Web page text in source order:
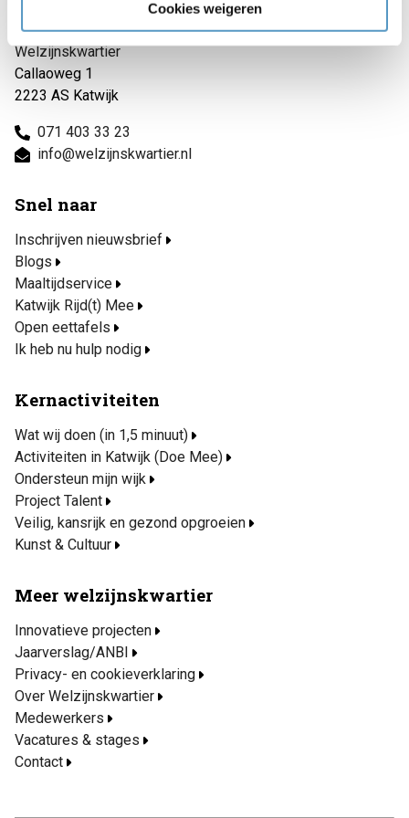
Cookies weigeren
Welzijnskwartier
Callaoweg 1
2223 AS Katwijk
071 403 33 23
info@welzijnskwartier.nl
Snel naar
Inschrijven nieuwsbrief
Blogs
Maaltijdservice
Katwijk Rijd(t) Mee
Open eettafels
Ik heb nu hulp nodig
Kernactiviteiten
Wat wij doen (in 1,5 minuut)
Activiteiten in Katwijk (Doe Mee)
Ondersteun mijn wijk
Project Talent
Veilig, kansrijk en gezond opgroeien
Kunst & Cultuur
Meer welzijnskwartier
Innovatieve projecten
Jaarverslag/ANBI
Privacy- en cookieverklaring
Over Welzijnskwartier
Medewerkers
Vacatures & stages
Contact